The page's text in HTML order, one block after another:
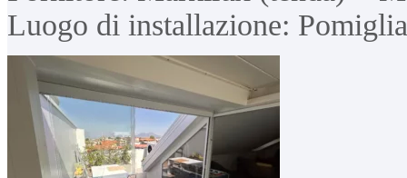
Luogo di installazione: